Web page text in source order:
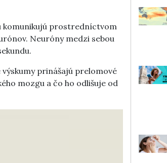
komunikujú prostredníctvom
Neuróny medzi sebou
prinášajú prelomové
mozgu a čo ho odlišuje od